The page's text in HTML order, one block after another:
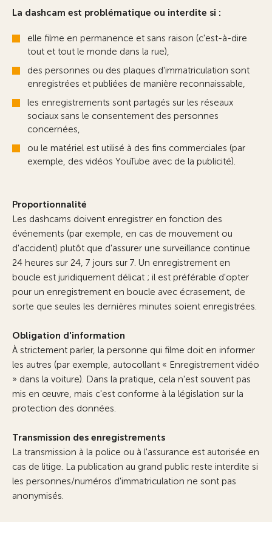
La dashcam est problématique ou interdite si :
elle filme en permanence et sans raison (c'est-à-dire
tout et tout le monde dans la rue),
des personnes ou des plaques d'immatriculation sont
enregistrées et publiées de manière reconnaissable,
les enregistrements sont partagés sur les réseaux
sociaux sans le consentement des personnes
concernées,
ou le matériel est utilisé à des fins commerciales (par
exemple, des vidéos YouTube avec de la publicité).
Proportionnalité
Les dashcams doivent enregistrer en fonction des
événements (par exemple, en cas de mouvement ou
d'accident) plutôt que d'assurer une surveillance continue
24 heures sur 24, 7 jours sur 7. Un enregistrement en
boucle est juridiquement délicat ; il est préférable d'opter
pour un enregistrement en boucle avec écrasement, de
sorte que seules les dernières minutes soient enregistrées.
Obligation d'information
À strictement parler, la personne qui filme doit en informer
les autres (par exemple, autocollant « Enregistrement vidéo
» dans la voiture). Dans la pratique, cela n'est souvent pas
mis en œuvre, mais c'est conforme à la législation sur la
protection des données.
Transmission des enregistrements
La transmission à la police ou à l'assurance est autorisée en
cas de litige. La publication au grand public reste interdite si
les personnes/numéros d'immatriculation ne sont pas
anonymisés.